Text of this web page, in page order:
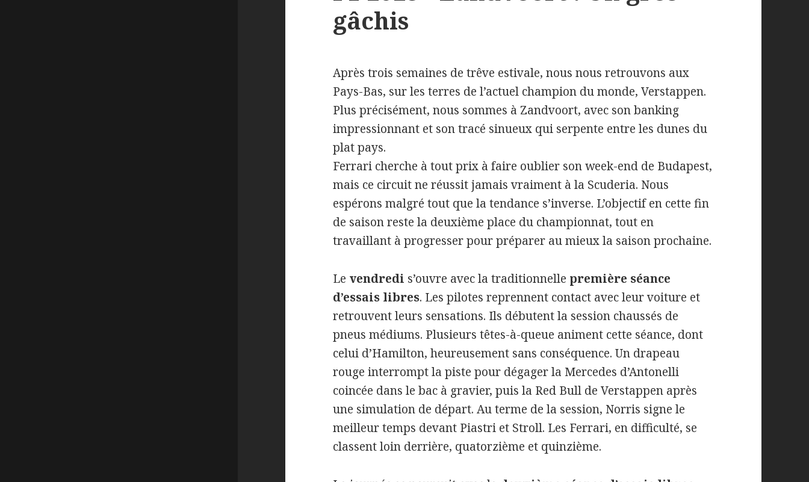
gâchis
Après trois semaines de trêve estivale, nous nous retrouvons aux
Pays-Bas, sur les terres de l’actuel champion du monde, Verstappen.
Plus précisément, nous sommes à Zandvoort, avec son banking
impressionnant et son tracé sinueux qui serpente entre les dunes du
plat pays.
Ferrari cherche à tout prix à faire oublier son week-end de Budapest,
mais ce circuit ne réussit jamais vraiment à la Scuderia. Nous
espérons malgré tout que la tendance s’inverse. L’objectif en cette fin
de saison reste la deuxième place du championnat, tout en
travaillant à progresser pour préparer au mieux la saison prochaine.
Le vendredi s’ouvre avec la traditionnelle première séance
d’essais libres. Les pilotes reprennent contact avec leur voiture et
retrouvent leurs sensations. Ils débutent la session chaussés de
pneus médiums. Plusieurs têtes-à-queue animent cette séance, dont
celui d’Hamilton, heureusement sans conséquence. Un drapeau
rouge interrompt la piste pour dégager la Mercedes d’Antonelli
coincée dans le bac à gravier, puis la Red Bull de Verstappen après
une simulation de départ. Au terme de la session, Norris signe le
meilleur temps devant Piastri et Stroll. Les Ferrari, en difficulté, se
classent loin derrière, quatorzième et quinzième.